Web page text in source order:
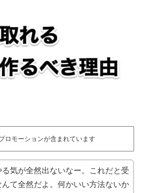
ロモーションが含まれています
気が全然出ないなー。これだと受
て全然だよ。何かいい方法ないか